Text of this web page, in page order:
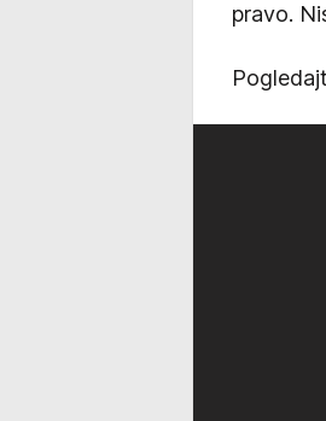
pravo.